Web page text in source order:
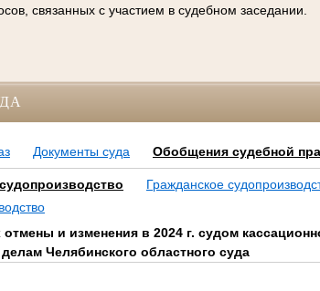
связанных с участием в судебном заседании.
Документы суда Обобщения судебной
Гражданское
и изменения в 2024 г. судом
Челябинского областного суда